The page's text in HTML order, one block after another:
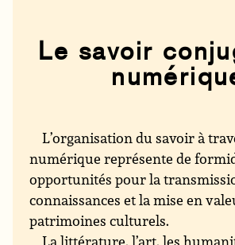
Le savoir
L’organisation du savoir à
numérique représente de
opportunités pour la
connaissances et la mise en
patrimoines culturels.
La littérature, l’art, les